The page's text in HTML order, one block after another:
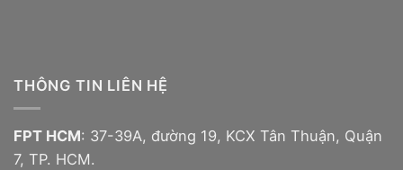
THÔNG TIN LIÊN HỆ
FPT HCM: 37-39A, đường 19, KCX Tân Thuận, Quận
7, TP. HCM.